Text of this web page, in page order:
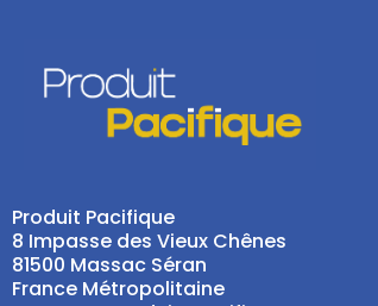
Produit Pacifique
8 Impasse des Vieux Chênes
81500 Massac Séran
France Métropolitaine